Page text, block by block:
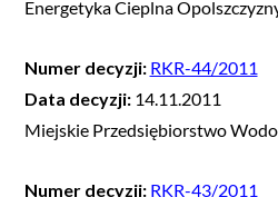
Energetyka Cieplna
Numer decyzji: RKR-44/2011
Data decyzji: 14.11.2011
Miejskie Przedsiębiorstwo
Numer decyzji: RKR-43/2011